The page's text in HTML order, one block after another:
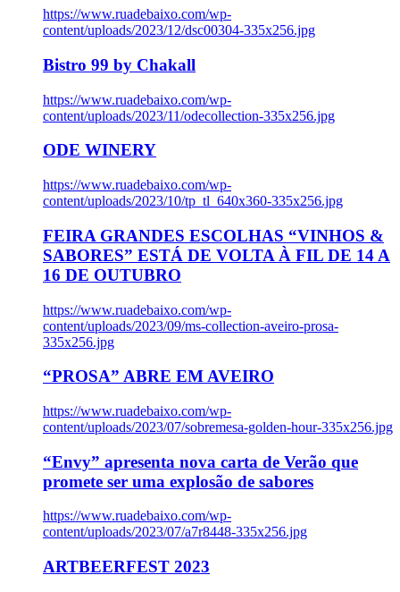
https://www.ruadebaixo.com/wp-
content/uploads/2023/12/dsc00304-335x256.jpg
Bistro 99 by Chakall
https://www.ruadebaixo.com/wp-
content/uploads/2023/11/odecollection-335x256.jpg
ODE WINERY
https://www.ruadebaixo.com/wp-
content/uploads/2023/10/tp_tl_640x360-335x256.jpg
FEIRA GRANDES ESCOLHAS “VINHOS &
SABORES” ESTÁ DE VOLTA À FIL DE 14 A
16 DE OUTUBRO
https://www.ruadebaixo.com/wp-
content/uploads/2023/09/ms-collection-aveiro-prosa-
335x256.jpg
“PROSA” ABRE EM AVEIRO
https://www.ruadebaixo.com/wp-
content/uploads/2023/07/sobremesa-golden-hour-335x256.jpg
“Envy” apresenta nova carta de Verão que
promete ser uma explosão de sabores
https://www.ruadebaixo.com/wp-
content/uploads/2023/07/a7r8448-335x256.jpg
ARTBEERFEST 2023